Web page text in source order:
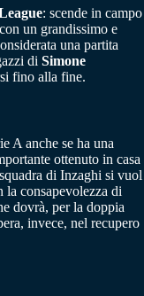
: scende in campo
un grandissimo e
una partita
di Simone
fino alla fine.
A anche se ha una
ottenuto in casa
di Inzaghi si vuol
consapevolezza di
dovrà, per la doppia
invece, nel recupero